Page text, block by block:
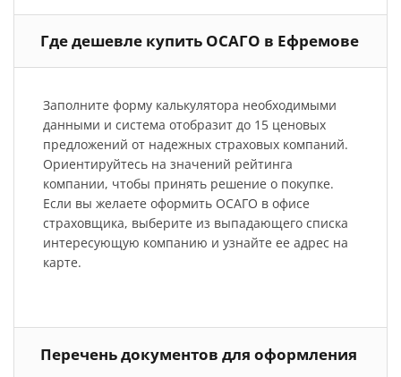
Где дешевле купить ОСАГО в Ефремове
Заполните форму калькулятора необходимыми
данными и система отобразит до 15 ценовых
предложений от надежных страховых компаний.
Ориентируйтесь на значений рейтинга
компании, чтобы принять решение о покупке.
Если вы желаете оформить ОСАГО в офисе
страховщика, выберите из выпадающего списка
интересующую компанию и узнайте ее адрес на
карте.
Перечень документов для оформления